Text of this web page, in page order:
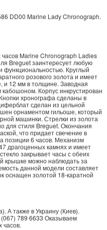
DD00 Marine Lady Chronograph.
Marine Chronograph Ladies
Breguet заинтересует любую
Круглый
розового золота и имеет
и 12 мм в толщине. Заводная
Корпус инкрустирован
хронографа сделаны в
сделан из цельной
орнаментом гильоше, который
машинки. Стрелки из золота
для стиля Breguet. Окончания
что придает свечение в
позиции 6 часов. Механизм
драгоценных камнях и имеет
закрывает часы с обеих
крышке можно наблюдать за
данной модели составляет
оснащен золотой 18-каратной
). А также вУкраину (Киев).
789 6633 Оказываем
часов.